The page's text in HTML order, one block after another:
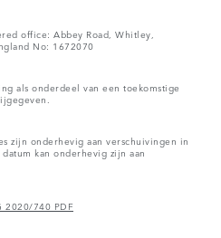
office: Abbey Road, Whitley,
No: 1672070
als onderdeel van een toekomstige
zijn onderhevig aan verschuivingen in
kan onderhevig zijn aan
2020/740 PDF